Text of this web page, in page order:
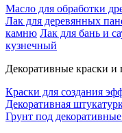
Масло для обработки
Лак для деревянных
камню Лак для бань и
кузнечный
Декоративные краски и
Краски для создания
Декоративная
Грунт под